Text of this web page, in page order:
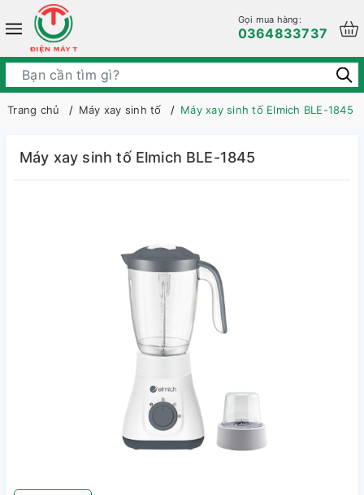
Gọi mua hàng:
0364833737
Trang chủ Máy xay sinh tố Máy xay sinh tố Elmich BLE-1845
Máy xay sinh tố Elmich BLE-1845